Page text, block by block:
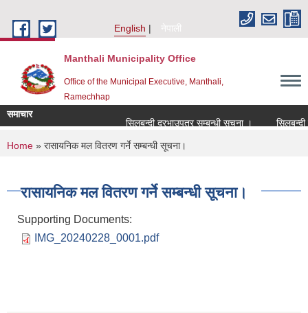
English
नेपाली
Manthali Municipality Office
Office of the Municipal Executive, Manthali,
Ramechhap
समाचार
सिलबन्दी दरभाउपत्र सम्बन्धी सूचना ।
सिलबन्दी
You are here
Home » रासायनिक मल वितरण गर्ने सम्बन्धी सूचना।
रासायनिक मल वितरण गर्ने सम्बन्धी सूचना।
Supporting Documents:
IMG_20240228_0001.pdf